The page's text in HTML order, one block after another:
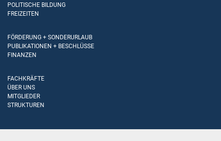
POLITISCHE BILDUNG
FREIZEITEN
FÖRDERUNG + SONDERURLAUB
PUBLIKATIONEN + BESCHLÜSSE
FINANZEN
FACHKRÄFTE
ÜBER UNS
MITGLIEDER
STRUKTUREN